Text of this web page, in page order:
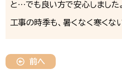
と…でも良い方で安心しました。
工事の時季も、暑くなく寒くな
前へ